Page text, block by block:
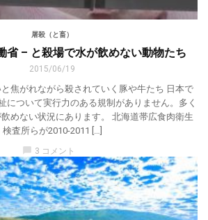
屠殺（と畜）
省 – と殺場で水が飲めない動物たち
2015/06/19
焦がれながら殺されていく豚や牛たち 日本で
について実行力のある規制がありません。多く
めない状況にあります。 北海道帯広食肉衛生
検査所らが2010-2011 […]
3 コメント